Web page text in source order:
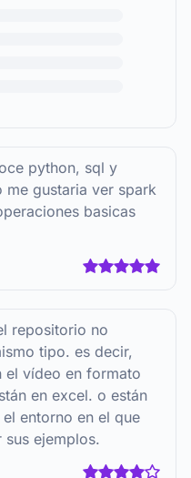
python, sql y
me gustaria ver spark
basicas
repositorio no
tipo. es decir,
el vídeo en formato
en excel. o están
entorno en el que
ejemplos.